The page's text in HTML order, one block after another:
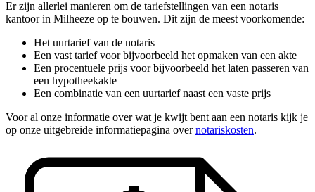
Er zijn allerlei manieren om de tariefstellingen van een notaris
kantoor in Milheeze op te bouwen. Dit zijn de meest voorkomende:
Het uurtarief van de notaris
Een vast tarief voor bijvoorbeeld het opmaken van een akte
Een procentuele prijs voor bijvoorbeeld het laten passeren van
een hypotheekakte
Een combinatie van een uurtarief naast een vaste prijs
Voor al onze informatie over wat je kwijt bent aan een notaris kijk je
op onze uitgebreide informatiepagina overnotariskosten.